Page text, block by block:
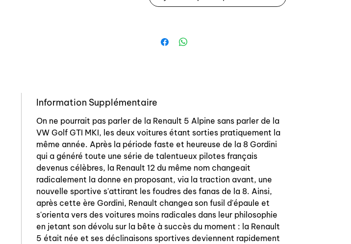
Le tarif de rénovation des jantes
origines étant très élevé si vous
Ces jantes sont très proche de
ailettes qui n'est pas le gris bronze
614 mais un gris légèrement plus
foncé / noire. Nous proposons
également ces jantes avec le fond
gris.
Voir photo d'une jante montée sur une
R5 Alpine turbo.
Délai de livraisons 10 jours ouvrés
environ car envoi hors gabarits.
-------------------------------
------------------------------
Information Supplémentaire
On ne pourrait pas parler de la Renault 5 Alpine sans parler de la
VW Golf GTI MKI, les deux voitures étant sorties pratiquement la
même année. Après la période faste et heureuse de la 8 Gordini
qui a généré toute une série de talentueux pilotes français
devenus célèbres, la Renault 12 du même nom changeait
radicalement la donne en proposant, via la traction avant, une
nouvelle sportive s'attirant les foudres des fanas de la 8. Ainsi,
après cette ère Gordini, Renault changea son fusil d'épaule et
s'orienta vers des voitures moins radicales dans leur philosophie
en jetant son dévolu sur la bête à succès du moment : la Renault
5 était née et ses déclinaisons sportives deviennent rapidement